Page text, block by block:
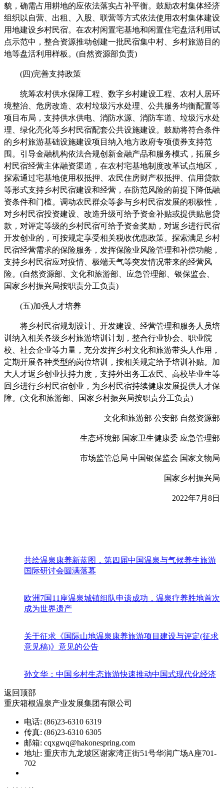
貌，确需占用耕地的应依法落实占补平衡。鼓励农村集体经济
组织以自营、出租、入股、联营等方式依法使用农村集体建设
用地建设乡村民宿。在农村闲置宅基地和闲置住宅盘活利用试
点示范中，整合资源推动创建一批民宿集中村、乡村旅游目的
地等盘活利用样板。(自然资源部负责)
(四)完善支持政策
统筹农村供水保障工程、数字乡村建设工程、农村人居环
境整治、危房改造、农村垃圾污水处理、公共服务均衡配置等
项目布局，支持供水供电、消防水源、消防车道、垃圾污水处
理、绿化亮化等乡村民宿配套公共设施建设。鼓励将符合条件
的乡村旅游基础设施建设项目纳入地方政府专项债券支持范
围。引导金融机构依法合规创新金融产品和服务模式，拓展乡
村民宿经营主体融资渠道，在农村宅基地制度改革试点地区，
探索通过宅基地使用权抵押、农民住房财产权抵押、信用贷款
等形式支持乡村民宿建设和经营，在防范风险的前提下降低融
资条件和门槛。调动农民群众等参与乡村民宿发展的积极性，
对乡村民宿投资建设、改造升级可给予资金补贴或提供贴息贷
款，对评定等级的乡村民宿可给予资金奖励，对返乡进行民宿
开发创业的，可按规定享受相关税收优惠政策。探索满足乡村
民宿经营需求的保险服务，发挥保险业风险管理和补偿功能，
支持乡村民宿应对疫情、极端天气等突发情况带来的经营风
险。(自然资源部、文化和旅游部、应急管理部、银保监会、
国家乡村振兴局按职责分工负责)
(五)加强人才培养
将乡村民宿规划设计、开发建设、经营管理和服务人员培
训纳入相关各级乡村旅游培训计划，整合行业协会、职业院
校、社会企业等力量，充分发挥乡村文化和旅游带头人作用，
定期开展各种类型的岗位培训，按相关规定给予培训补贴。加
大人才返乡创业扶持力度，支持外出务工农民、高校毕业生等
回乡进行乡村民宿创业，为乡村民宿持续健康发展提供人才保
障。(文化和旅游部、国家乡村振兴局按职责分工负责)
文化和旅游部 公安部 自然资源部
生态环境部 国家卫生健康委 应急管理部
市场监管总局 中国银保监会 国家文物局
国家乡村振兴局
2022年7月8日
共绘温泉康养新蓝图，第四届中国温泉与气候养生旅游
国际研讨会圆满落幕
欧洲7国11座温泉城镇组队申遗成功，温泉疗养胜地首次
成为世界遗产
关于征求《国际山地温泉康养旅游项目建设与评定(征求
意见稿)》意见的公告
孙文华：中国乡村生态旅游快速推动中国式现代化经济
返回顶部
重庆箱根温泉产业发展集团有限公司
电话: (86)23-6310 6319
传真: (86)23-6310 6305
邮箱: cqxgwq@hakonespring.com
地址: 重庆市九龙坡区谢家湾正街51号华润广场A座701-
702